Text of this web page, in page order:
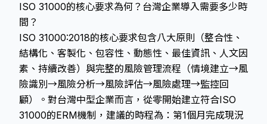
ISO 31000的核心要求為何？台灣企業導入需要多少時
間？
ISO 31000:2018的核心要求包含八大原則（整合性、
結構化、客製化、包容性、動態性、最佳資訊、人文因
素、持續改善）與完整的風險管理流程（情境建立→風
險識別→風險分析→風險評估→風險處理→監控回
顧）。對台灣中型企業而言，從零開始建立符合ISO
31000的ERM機制，建議的時程為：第1個月完成現況